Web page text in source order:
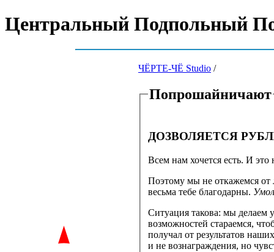
Центральный Подпольный
ЧЁРТЕ-ЧЁ Studio /
Попрошайничают
ДОЗВОЛЯЕТСЯ
Всем нам хочется есть. И
Поэтому мы не откажемся от
весьма тебе благодарны.
Ситуация такова: мы делаем
возможностей стараемся,
получал от результатов
и не вознаграждения, но